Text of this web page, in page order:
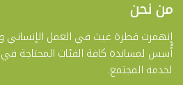
من نحن
إنهمرت قطرة غيث في العمل الإنساني
أُسس لمساندة كافة الفئات المحتاجة في
لخدمة المجتمع.